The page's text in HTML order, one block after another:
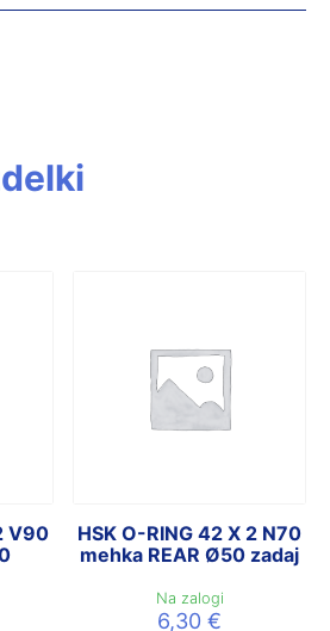
V90
HSK O-RING 42 X 2 N70
mehka REAR Ø50 zadaj
Na zalogi
6,30€